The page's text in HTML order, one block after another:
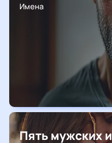
Имена
Пять мужских